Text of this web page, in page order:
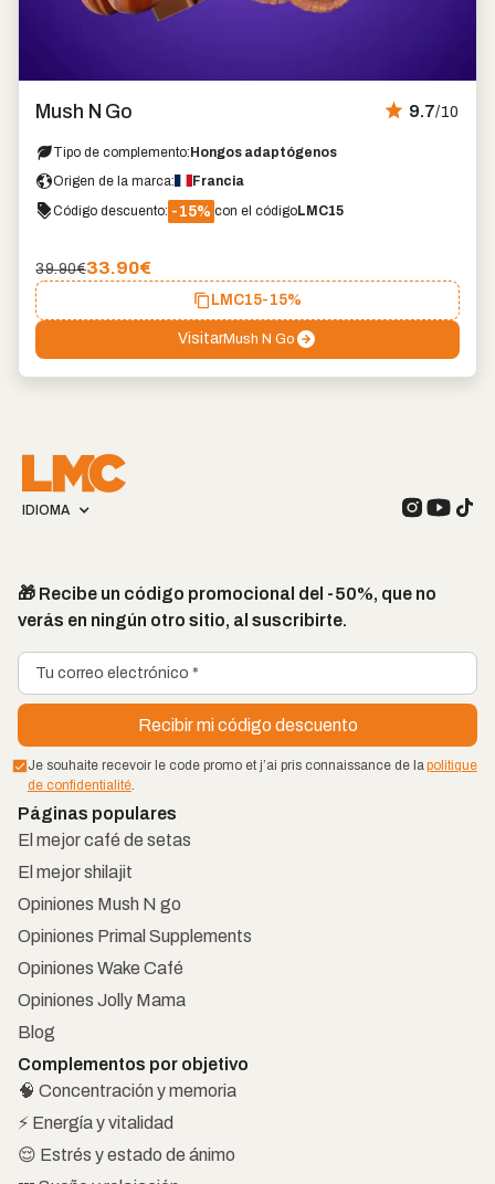
favorita
Mush N Go 9.7/10
Tipo de complemento: Hongos adaptógenos
Origen de la marca:
Francia
Código descuento: -15% con el códigoLMC15
39.90€33.90€
LMC15-15%
VisitarMush N Go
IDIOMA
🎁 Recibe un código promocional del -50%, que no
verás en ningún otro sitio, al suscribirte.
Je souhaite recevoir le code promo et j’ai pris connaissance de la politique
de confidentialité.
Páginas populares
El mejor café de setas
El mejor shilajit
Opiniones Mush N go
Opiniones Primal Supplements
Opiniones Wake Café
Opiniones Jolly Mama
Blog
Complementos por objetivo
🧠 Concentración y memoria
⚡ Energía y vitalidad
😌 Estrés y estado de ánimo